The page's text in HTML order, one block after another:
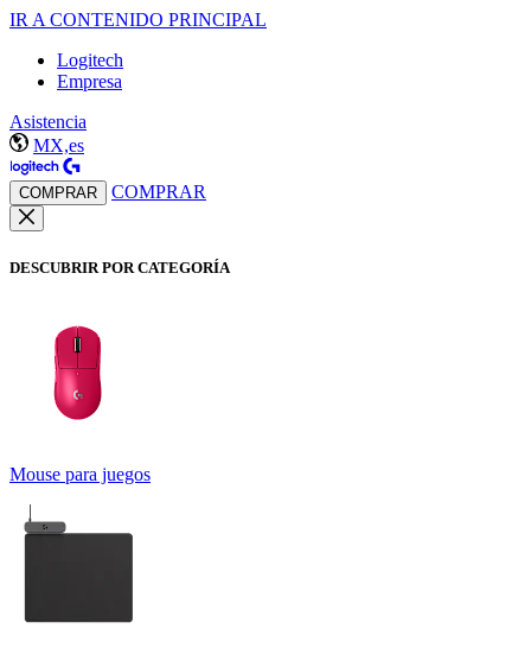
IR A CONTENIDO PRINCIPAL
Logitech
Empresa
Asistencia
MX,es
COMPRAR COMPRAR
DESCUBRIR POR CATEGORÍA
Mouse para juegos